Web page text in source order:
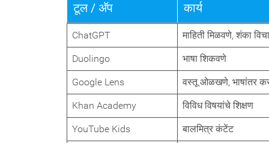
टूल / अ‍ॅप कार्य
ChatGPT माहिती मिळवणे, शंका
Duolingo भाषा शिकवणे
Google Lens वस्तू ओळखणे, भाषांतर
Khan Academy विविध विषयांचे शिक्षण
YouTube Kids बालमित्र कंटेंट